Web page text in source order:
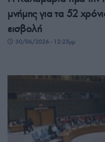
μνήμης για τα 52
εισβολή
30/06/2026 - 12:23μμ